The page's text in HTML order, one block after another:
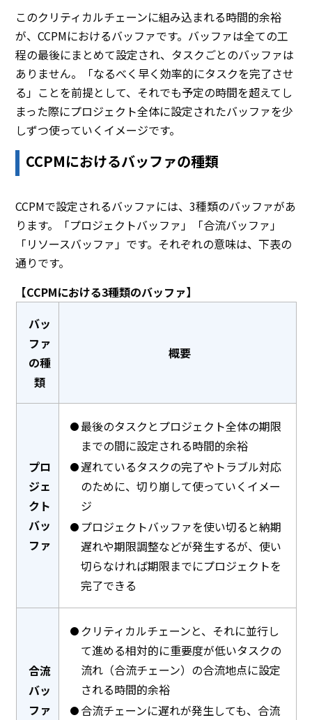
このクリティカルチェーンに組み込まれる時間的余裕
が、CCPMにおけるバッファです。バッファは全ての工
程の最後にまとめて設定され、タスクごとのバッファは
ありません。「なるべく早く効率的にタスクを完了させ
る」ことを前提として、それでも予定の時間を超えてし
まった際にプロジェクト全体に設定されたバッファを少
しずつ使っていくイメージです。
CCPMにおけるバッファの種類
CCPMで設定されるバッファには、3種類のバッファがあ
ります。「プロジェクトバッファ」「合流バッファ」
「リソースバッファ」です。それぞれの意味は、下表の
通りです。
【CCPMにおける3種類のバッファ】
バッ
ファ
の種
類
概要
プロ
ジェ
クト
バッ
ファ
最後のタスクとプロジェクト全体の期限
までの間に設定される時間的余裕
遅れているタスクの完了やトラブル対応
のために、切り崩して使っていくイメー
ジ
プロジェクトバッファを使い切ると納期
遅れや期限調整などが発生するが、使い
切らなければ期限までにプロジェクトを
完了できる
合流
バッ
ファ
クリティカルチェーンと、それに並行し
て進める相対的に重要度が低いタスクの
流れ（合流チェーン）の合流地点に設定
される時間的余裕
合流チェーンに遅れが発生しても、合流